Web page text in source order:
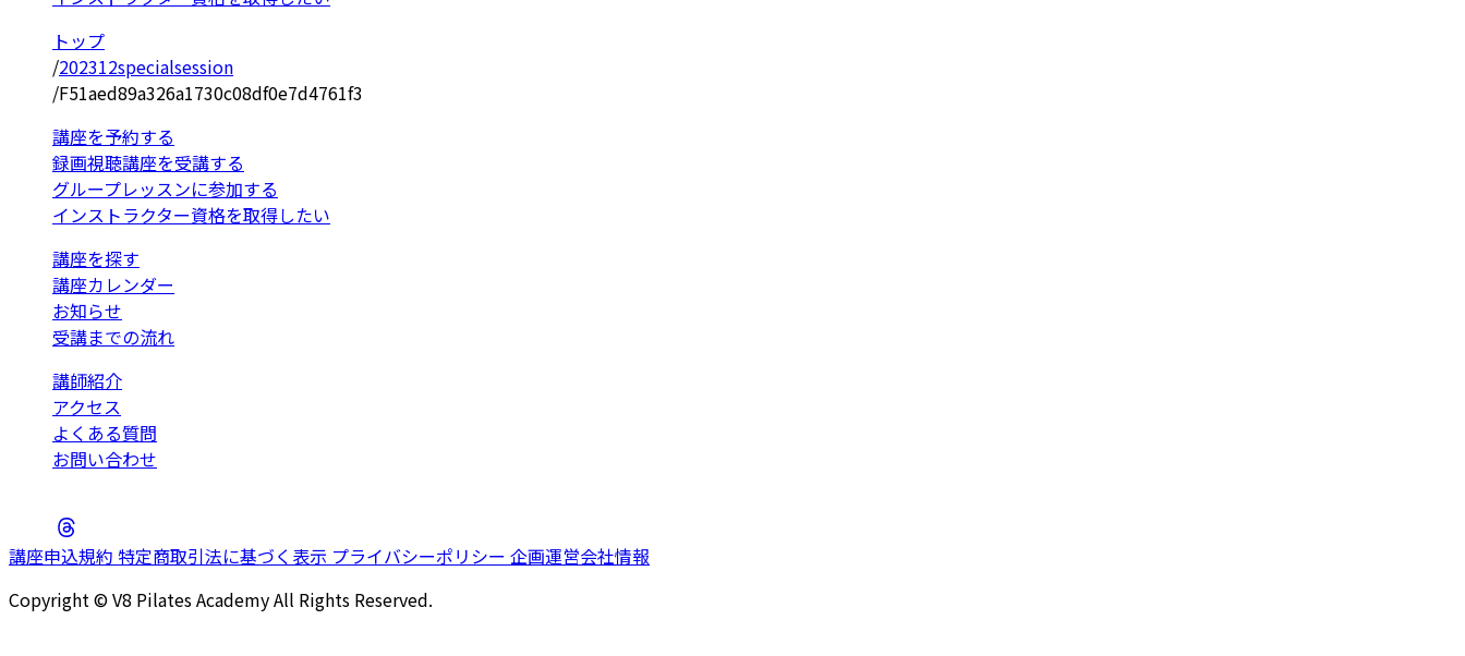
トップ
/202312specialsession
/F51aed89a326a1730c08df0e7d4761f3
講座を予約する
録画視聴講座を受講する
グループレッスンに参加する
インストラクター資格を取得したい
講座を探す
講座カレンダー
お知らせ
受講までの流れ
講師紹介
アクセス
よくある質問
お問い合わせ
講座申込規約 特定商取引法に基づく表示 プライバシーポリシー 企画運営会社情報
Copyright © V8 Pilates Academy All Rights Reserved.